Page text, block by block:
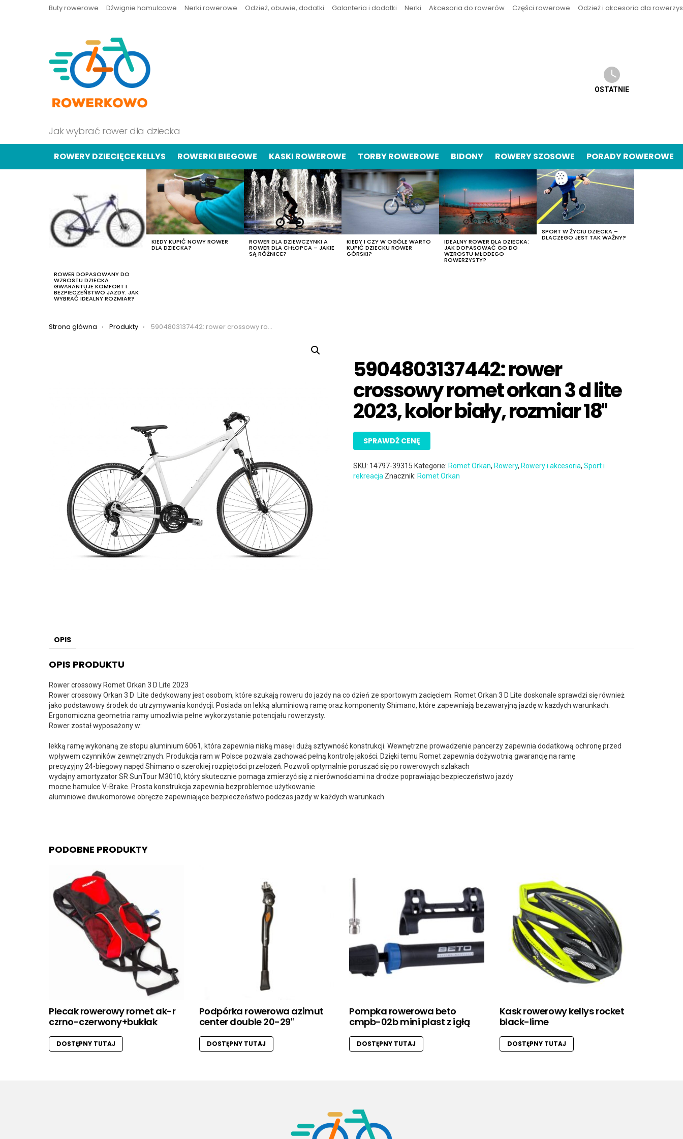
Buty rowerowe Dźwignie hamulcowe Nerki rowerowe Odzież, obuwie, dodatki Galanteria i dodatki Nerki Akcesoria do rowerów Części rowerowe Odzież i akcesoria dla
Jak wybrać rower dla dziecka
OSTATNIE
ROWERY DZIECIĘCE KELLYS ROWERKI BIEGOWE KASKI ROWEROWE TORBY ROWEROWE BIDONY ROWERY SZOSOWE PORADY ROWEROWE
ROWER DOPASOWANY DO
WZROSTU DZIECKA
GWARANTUJE KOMFORT I
BEZPIECZEŃSTWO JAZDY. JAK
WYBRAĆ IDEALNY ROZMIAR?
KIEDY KUPIĆ NOWY ROWER
DLA DZIECKA?
ROWER DLA DZIEWCZYNKI A
ROWER DLA CHŁOPCA – JAKIE
SĄ RÓŻNICE?
KIEDY I CZY W OGÓLE WARTO
KUPIĆ DZIECKU ROWER
GÓRSKI?
IDEALNY ROWER DLA DZIECKA:
JAK DOPASOWAĆ GO DO
WZROSTU MŁODEGO
ROWERZYSTY?
SPORT W ŻYCIU DZIECKA –
DLACZEGO JEST TAK WAŻNY?
Jesteś tutaj:
Strona główna Produkty 5904803137442: rower crossowy romet orkan 3 d lite 2023, kolor biały, rozmiar 18″
5904803137442: rower
crossowy romet orkan 3 d lite
2023, kolor biały, rozmiar 18″
SPRAWDŹ CENĘ
SKU: 14797-39315 Kategorie: Romet Orkan, Rowery, Rowery i akcesoria,Sport i
rekreacja Znacznik: Romet Orkan
OPIS
OPIS PRODUKTU
Rower crossowy Romet Orkan 3 D Lite 2023
Rower crossowy Orkan 3 D Lite dedykowany jest osobom, które szukają roweru do jazdy na co dzień ze sportowym zacięciem. Romet Orkan 3 D Lite doskonale sprawdzi się również
jako podstawowy środek do utrzymywania kondycji. Posiada on lekką aluminiową ramę oraz komponenty Shimano, które zapewniają bezawaryjną jazdę w każdych warunkach.
Ergonomiczna geometria ramy umożliwia pełne wykorzystanie potencjału rowerzysty.
Rower został wyposażony w:
lekką ramę wykonaną ze stopu aluminium 6061, która zapewnia niską masę i dużą sztywność konstrukcji. Wewnętrzne prowadzenie pancerzy zapewnia dodatkową ochronę przed
wpływem czynników zewnętrznych. Produkcja ram w Polsce pozwala zachować pełną kontrolę jakości. Dzięki temu Romet zapewnia dożywotnią gwarancję na ramę
precyzyjny 24-biegowy napęd Shimano o szerokiej rozpiętości przełożeń. Pozwoli optymalnie poruszać się po rowerowych szlakach
wydajny amortyzator SR SunTour M3010, który skutecznie pomaga zmierzyć się z nierównościami na drodze poprawiając bezpieczeństwo jazdy
mocne hamulce V-Brake. Prosta konstrukcja zapewnia bezproblemoe użytkowanie
aluminiowe dwukomorowe obręcze zapewniające bezpieczeństwo podczas jazdy w każdych warunkach
PODOBNE PRODUKTY
Plecak rowerowy romet ak-r
czrno-czerwony+bukłak
DOSTĘPNY TUTAJ
Podpórka rowerowa azimut
center double 20-29″
DOSTĘPNY TUTAJ
Pompka rowerowa beto
cmpb-02b mini plast z igłą
DOSTĘPNY TUTAJ
Kask rowerowy kellys rocket
black-lime
DOSTĘPNY TUTAJ